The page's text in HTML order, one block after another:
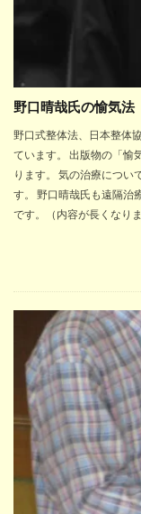
野口晴哉氏の愉気法
野口式整体法、日本整体
ています。 出版物の「愉
ります。 気の治療につい
す。 野口晴哉氏も遠隔治
です。（内容が長くなり